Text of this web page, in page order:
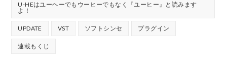
U-HEはユーヘーでもウーヒーでもなく『ユーヒー』と読みます
よ！
UPDATE VST ソフトシンセ プラグイン
連載もくじ